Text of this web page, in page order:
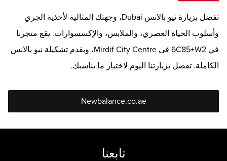
تفضل بزيارة نيو بالانس Dubai، وجهتك المثالية لأحذية الجري
وأسلوب الحياة العصري، والملابس، والإكسسوارات. يقع متجرنا
في 6C85+W2 في Mirdif City Centre، ويقدم تشكيلة نيو بالانس
الكاملة. تفضل بزيارتنا اليوم لاختيار ما يناسبك.
Newbalance.co.ae
تابعنا